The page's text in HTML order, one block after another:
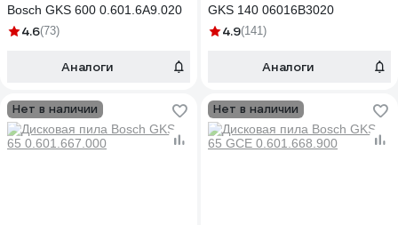
Bosch GKS 600 0.601.6A9.020
4.6(73)
Аналоги
GKS 140 06016B3020
4.9(141)
Аналоги
Нет в наличии Нет в наличии